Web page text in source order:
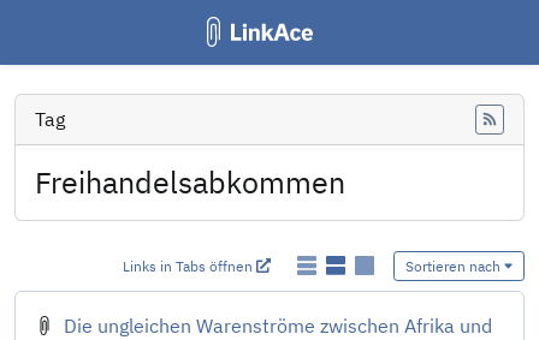
Tag
Freihandelsabkommen
Links in Tabs öffnen Sortieren nach
Die ungleichen Warenströme zwischen Afrika und